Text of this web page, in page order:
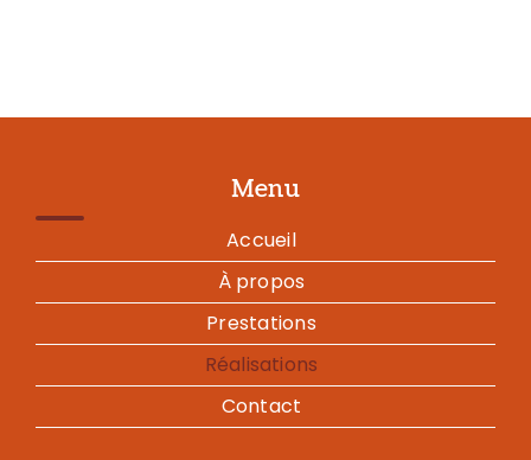
Menu
Accueil
À propos
Prestations
Réalisations
Contact